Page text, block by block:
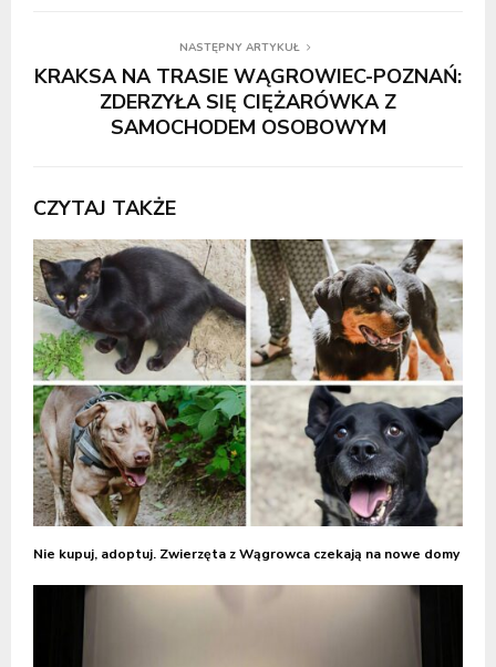
NASTĘPNY ARTYKUŁ
KRAKSA NA TRASIE WĄGROWIEC-POZNAŃ:
ZDERZYŁA SIĘ CIĘŻARÓWKA Z
SAMOCHODEM OSOBOWYM
CZYTAJ TAKŻE
Nie kupuj, adoptuj. Zwierzęta z Wągrowca czekają na nowe domy